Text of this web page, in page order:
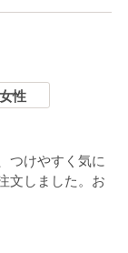
女性
つけやすく気に
文しました。お